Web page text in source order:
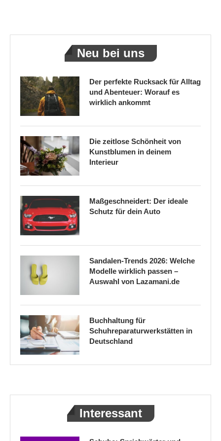
Neu bei uns
Der perfekte Rucksack für Alltag
und Abenteuer: Worauf es
wirklich ankommt
Die zeitlose Schönheit von
Kunstblumen in deinem
Interieur
Maßgeschneidert: Der ideale
Schutz für dein Auto
Sandalen-Trends 2026: Welche
Modelle wirklich passen –
Auswahl von Lazamani.de
Buchhaltung für
Schuhreparaturwerkstätten in
Deutschland
Interessant